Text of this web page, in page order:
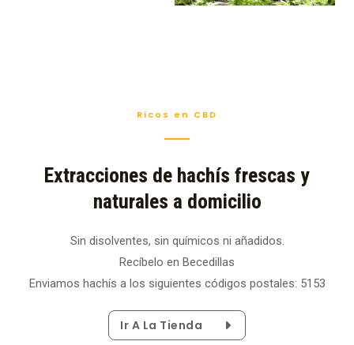
Ricos en CBD
Extracciones de hachís frescas y
naturales a domicilio
Sin disolventes, sin químicos ni añadidos.
Recíbelo en Becedillas
Enviamos hachís a los siguientes códigos postales: 5153
Ir A La Tienda